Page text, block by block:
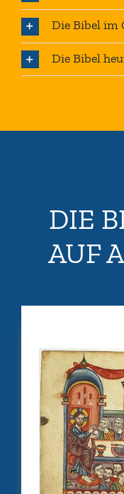
Die Bibel im
Die Bibel
DIE
AUF